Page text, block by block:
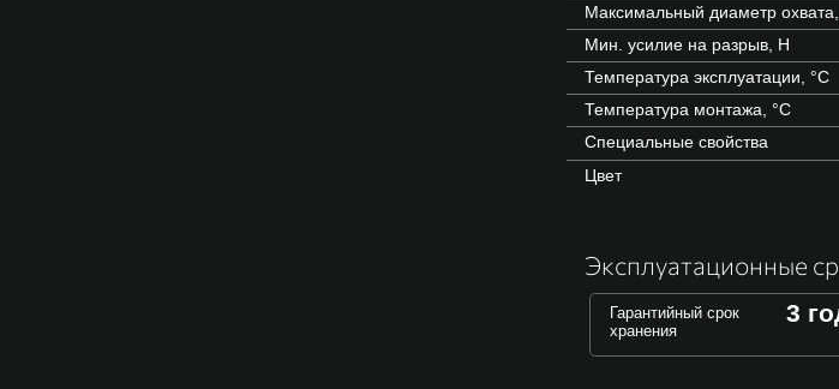
Максимальный диаметр
Мин. усилие на разрыв, Н
Температура эксплуатации, °C
Температура монтажа, °C
Специальные свойства
Цвет
Эксплуатационные
Гарантийный срок
хранения
3